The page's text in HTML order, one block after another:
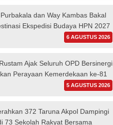
dan Way Kambas Bakal
Ekspedisi Budaya HPN 2027
6 AGUSTUS 2026
Ajak Seluruh OPD Bersinergi
Perayaan Kemerdekaan ke-81
5 AGUSTUS 2026
372 Taruna Akpol Dampingi
73 Sekolah Rakyat Bersama